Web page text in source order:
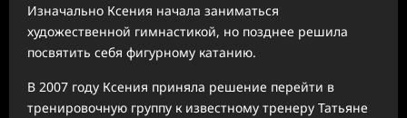
Изначально Ксения начала заниматься
художественной гимнастикой, но позднее решила
посвятить себя фигурному катанию.
В 2007 году Ксения приняла решение перейти в
тренировочную группу к известному тренеру Татьяне